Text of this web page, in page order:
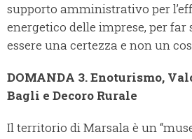
supporto amministrativo per
energetico delle imprese, per
essere una certezza e non un
DOMANDA 3. Enoturismo,
Bagli e Decoro Rurale
Il territorio di Marsala è un